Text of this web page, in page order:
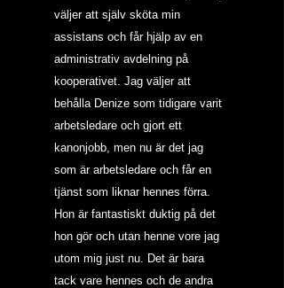
väljer att själv sköta min
assistans och får hjälp av en
administrativ avdelning på
kooperativet. Jag väljer att
behålla Denize som tidigare varit
arbetsledare och gjort ett
kanonjobb, men nu är det jag
som är arbetsledare och får en
tjänst som liknar hennes förra.
Hon är fantastiskt duktig på det
hon gör och utan henne vore jag
utom mig just nu. Det är bara
tack vare hennes och de andra